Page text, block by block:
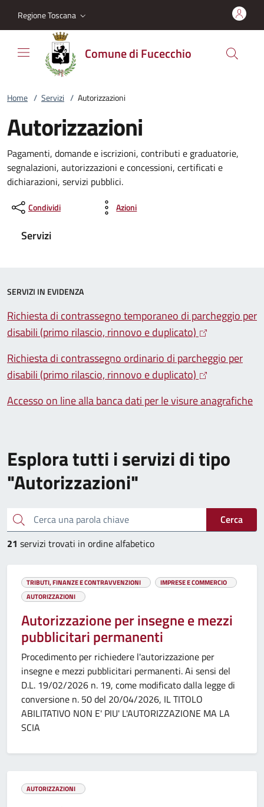
Regione Toscana
Comune di Fucecchio
Home / Servizi / Autorizzazioni
Autorizzazioni
Pagamenti, domande e iscrizioni, contributi e graduatorie,
segnalazioni, autorizzazioni e concessioni, certificati e
dichiarazioni, servizi pubblici.
Condividi Azioni
Servizi
Esplora tutti i servizi di tipo
"Autorizzazioni"
Cerca una parola chiave
Cerca
21 servizi trovati in ordine alfabetico
TRIBUTI, FINANZE E CONTRAVVENZIONI
IMPRESE E COMMERCIO
AUTORIZZAZIONI
Autorizzazione per insegne e mezzi
pubblicitari permanenti
Procedimento per richiedere l'autorizzazione per
insegne e mezzi pubblicitari permanenti. Ai sensi del
D.L. 19/02/2026 n. 19, come modificato dalla legge di
conversione n. 50 del 20/04/2026, IL TITOLO
ABILITATIVO NON E' PIU' L'AUTORIZZAZIONE MA LA
SCIA
AUTORIZZAZIONI
SERVIZI IN EVIDENZA
Richiesta di contrassegno temporaneo di parcheggio per
disabili (primo rilascio, rinnovo e duplicato)
Richiesta di contrassegno ordinario di parcheggio per
disabili (primo rilascio, rinnovo e duplicato)
Accesso on line alla banca dati per le visure anagrafiche